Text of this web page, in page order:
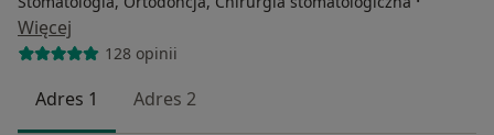
Więcej
128 opinii
Adres 1 Adres 2